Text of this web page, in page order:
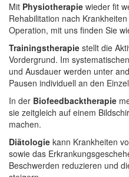
Mit Physiotherapie wieder fit
Rehabilitation nach
Operation, mit uns finden Sie
Trainingstherapie stellt die
Vordergrund. Im
und Ausdauer werden unter
Pausen individuell an den
In der Biofeedbacktherapie
sie zeitgleich auf einem
machen.
Diätologie kann Krankheiten
sowie das
Beschwerden reduzieren und